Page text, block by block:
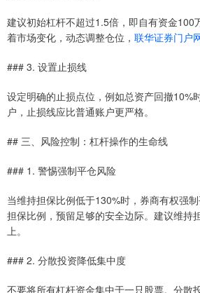
建议初始杠杆不超过1.5倍，即自有资金100
着市场变化，动态调整仓位， 联华证券门户
### 3. 设置止损线
设定明确的止损点位，例如总资产回撤10%
户，止损线应比普通账户更严格。
## 三、风险控制：杠杆操作的生命线
### 1. 警惕强制平仓风险
当维持担保比例低于130%时，券商有权强
担保比例，预留足够的安全边际。建议维持
上。
### 2. 分散投资降低集中度
不要将所有杠杆资金集中于一只股票。分散